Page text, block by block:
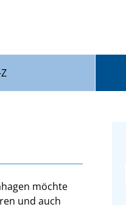
möchte
und auch